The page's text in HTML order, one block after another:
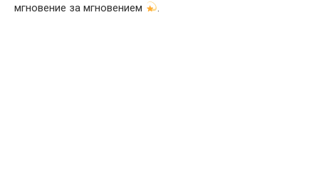
мгновение за мгновением
.